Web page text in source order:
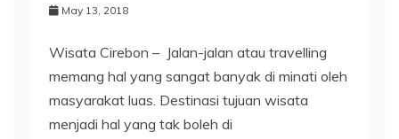
May 13, 2018
Wisata Cirebon – Jalan-jalan atau travelling
memang hal yang sangat banyak di minati oleh
masyarakat luas. Destinasi tujuan wisata
menjadi hal yang tak boleh di